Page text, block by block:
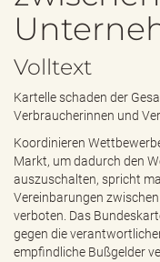
Volltext
Kartelle schaden der
Verbraucherinnen und
Koordinieren
Markt, um dadurch den
auszuschalten, spricht
Vereinbarungen
verboten. Das
gegen die
empfindliche Bußgelder